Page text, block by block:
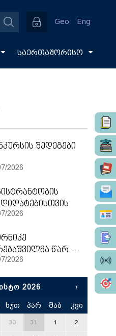
Geo Eng
საერთაშორისო
შედეგები
2026
2026
მერებაშვილმა წარჩინებით დაასრულა ეტვოშ ლორანის უნივერსიტეტის სამაგისტრო პროგრამა
2026
2026 ›
ხუთ პარ შაბ კვი
30 31 1 2